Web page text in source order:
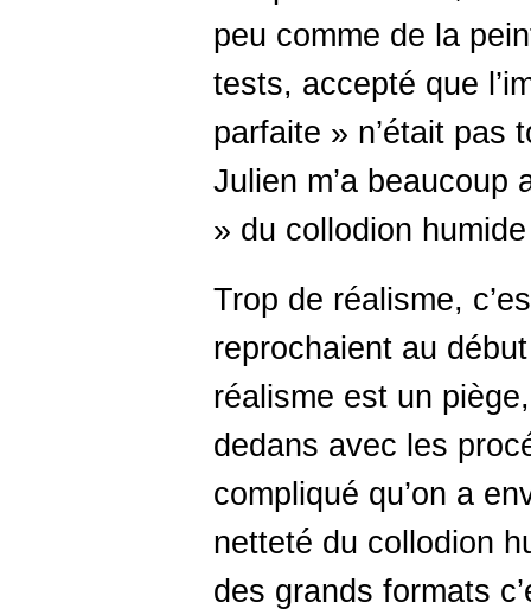
peu comme de la
tests, accepté que
parfaite » n’était pas
Julien m’a beaucoup
» du collodion
Trop de réalisme,
reprochaient au
réalisme est un
dedans avec les
compliqué qu’on a
netteté du collodion
des grands formats